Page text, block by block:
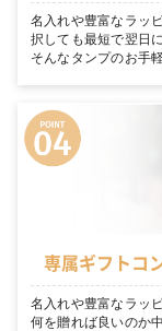
名入れや豊富なラッ
択しても最短で翌日
そんなタンプのお手
専属ギフトコ
名入れや豊富なラッ
何を贈れば良いのか